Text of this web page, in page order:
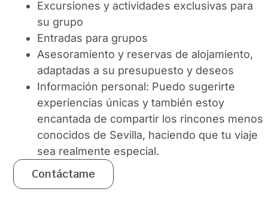
Excursiones y actividades exclusivas para
su grupo
Entradas para grupos
Asesoramiento y reservas de alojamiento,
adaptadas a su presupuesto y deseos
Información personal: Puedo sugerirte
experiencias únicas y también estoy
encantada de compartir los rincones menos
conocidos de Sevilla, haciendo que tu viaje
sea realmente especial.
Contáctame